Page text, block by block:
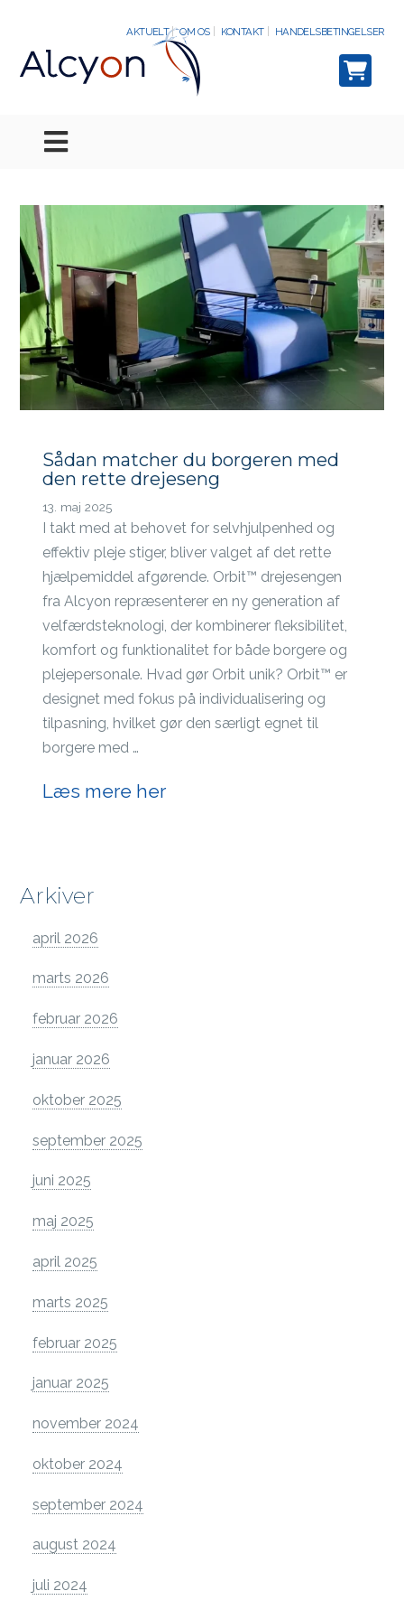
AKTUELT OM OS KONTAKT HANDELSBETINGELSER
Sådan matcher du borgeren med
den rette drejeseng
13. maj 2025
I takt med at behovet for selvhjulpenhed og
effektiv pleje stiger, bliver valget af det rette
hjælpemiddel afgørende. Orbit™ drejesengen
fra Alcyon repræsenterer en ny generation af
velfærdsteknologi, der kombinerer fleksibilitet,
komfort og funktionalitet for både borgere og
plejepersonale. Hvad gør Orbit unik? Orbit™ er
designet med fokus på individualisering og
tilpasning, hvilket gør den særligt egnet til
borgere med …
Læs mere her
Arkiver
april 2026
marts 2026
februar 2026
januar 2026
oktober 2025
september 2025
juni 2025
maj 2025
april 2025
marts 2025
februar 2025
januar 2025
november 2024
oktober 2024
september 2024
august 2024
juli 2024